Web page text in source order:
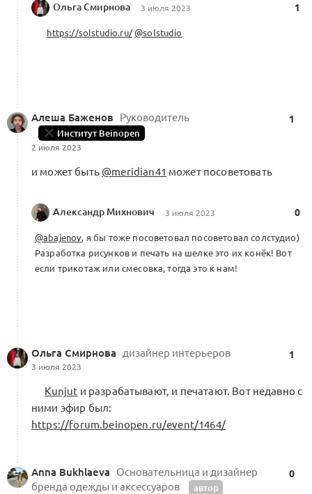
Ольга Смирнова 3 июля 2023 1
https://solstudio.ru/@solstudio
Алеша Баженов Руководитель
Институт Beinopen
2 июля 2023
1
и может быть @meridian41 может посоветовать
Александр Михнович 3 июля 2023 0
@abajenov, я бы тоже посоветовал посоветовал солстудио)
Разработка рисунков и печать на шелке это их конёк! Вот
если трикотаж или смесовка, тогда это к нам!
Ольга Смирнова дизайнер интерьеров
3 июля 2023
1
Kunjut и разрабатывают, и печатают. Вот недавно с
ними эфир был:
https://forum.beinopen.ru/event/1464/
Anna Bukhlaeva
Основательница и дизайнер
бренда одежды и аксессуаров
автор
0